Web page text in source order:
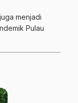
menjadi
Pulau